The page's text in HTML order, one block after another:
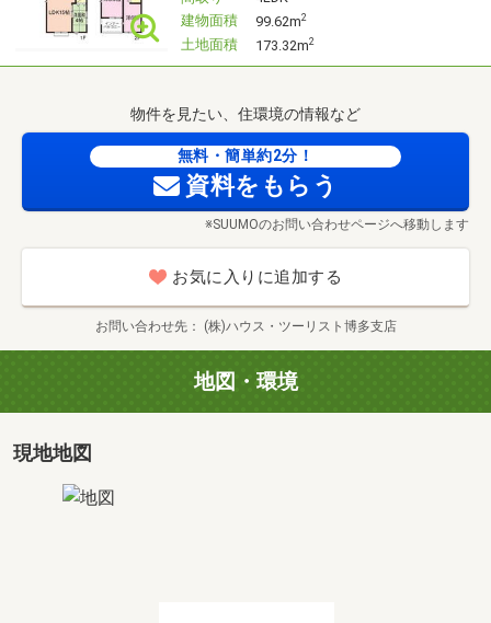
スパートがお客様のスタイルに合わせた最適なプランをご
提案いたします。
一生に一度かもしれない大切なお買い物です。
ご家族の皆様が笑顔溢れるように快適なお家探しの旅をお
届けします♪
建物面積
99.62m2
土地面積 173.32m2
物件を見たい、住環境の情報など
無料・簡単約2分！
資料をもらう
※SUUMOのお問い合わせページへ移動します
お気に入りに追加する
お問い合わせ先 (株)ハウス・ツーリスト博多支店
地図・環境
現地地図